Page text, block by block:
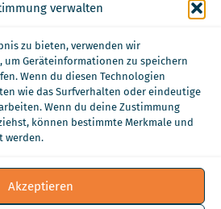
verwalten
zu bieten, verwenden wir
um Geräteinformationen zu speichern
Wenn du diesen Technologien
wie das Surfverhalten oder eindeutige
Wenn du deine Zustimmung
können bestimmte Merkmale und
werden.
Akzeptieren